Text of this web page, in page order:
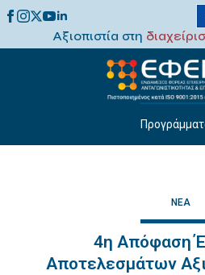
Αξιοπιστία στη
ΝΈΑ
4η Απόφαση
Αποτελεσμάτων